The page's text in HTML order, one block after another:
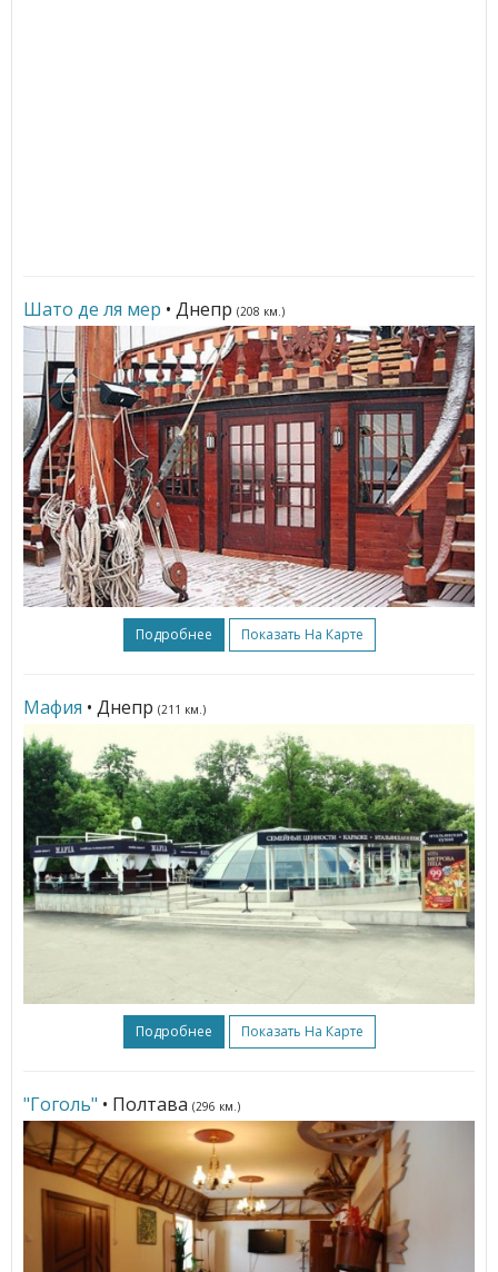
Шато де ля мер • Днепр (208 км.)
Подробнее Показать На Карте
Мафия • Днепр (211 км.)
Подробнее Показать На Карте
"Гоголь" • Полтава (296 км.)